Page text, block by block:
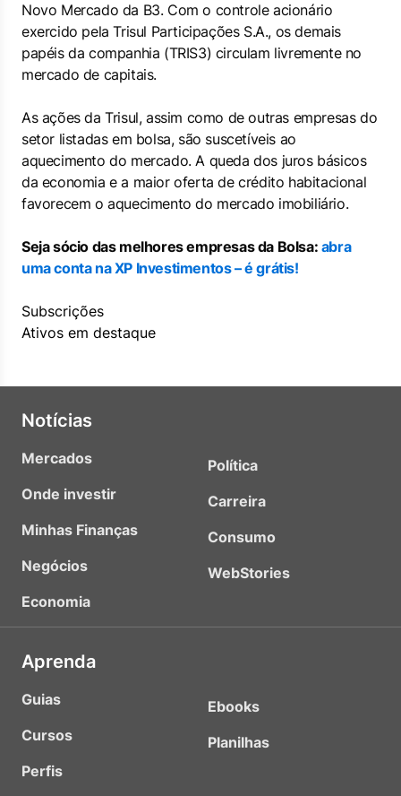
Novo Mercado da B3. Com o controle acionário
exercido pela Trisul Participações S.A., os demais
papéis da companhia (TRIS3) circulam livremente no
mercado de capitais.
As ações da Trisul, assim como de outras empresas do
setor listadas em bolsa, são suscetíveis ao
aquecimento do mercado. A queda dos juros básicos
da economia e a maior oferta de crédito habitacional
favorecem o aquecimento do mercado imobiliário.
Seja sócio das melhores empresas da Bolsa: abra
uma conta na XP Investimentos – é grátis!
Subscrições
Ativos em destaque
Notícias
Mercados
Onde investir
Minhas Finanças
Negócios
Economia
Política
Carreira
Consumo
WebStories
Aprenda
Guias
Cursos
Perfis
Ebooks
Planilhas